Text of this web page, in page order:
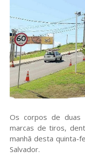
Os corpos de duas
marcas de tiros,
manhã desta quinta-
Salvador.